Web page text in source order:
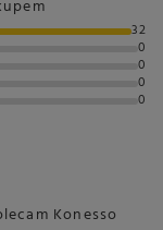
32
0
0
0
0
Konesso